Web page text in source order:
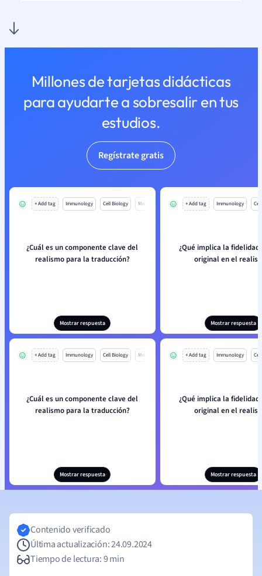
Millones de tarjetas didácticas
para ayudarte a sobresalir en tus
estudios.
Regístrate gratis
+ Add tag Immunology Cell Biology Mo
¿Cuál es un componente clave del
realismo para la traducción?
Mostrar respuesta
+ Add tag Immunology
¿Qué implica la
original en el
Mostrar respuesta
+ Add tag Immunology Cell Biology Mo
¿Cuál es un componente clave del
realismo para la traducción?
Mostrar respuesta
+ Add tag Immunology
¿Qué implica la
original en el
Mostrar respuesta
Contenido verificado
Última actualización: 24.09.2024
Tiempo de lectura: 9 min